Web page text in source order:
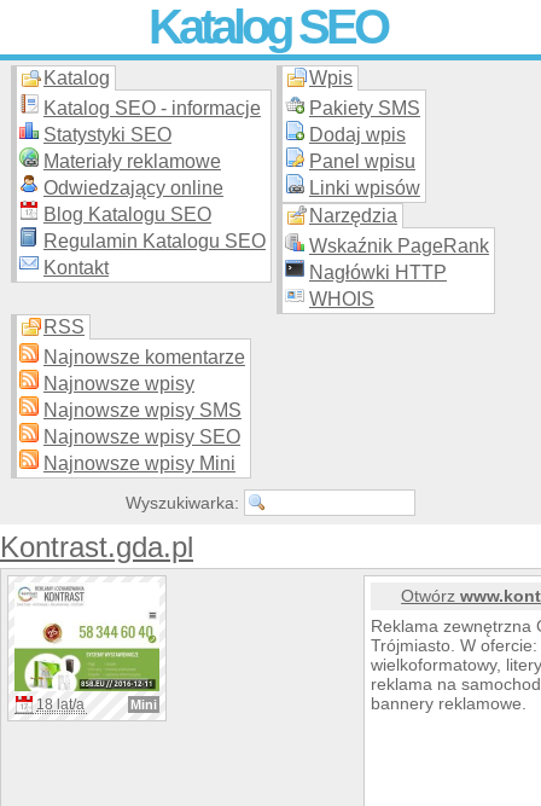
Katalog SEO
Skuteczna i promocja stron WWW –
moderowanego katalogu za darmo!
Katalog
Katalog SEO - informacje
Statystyki SEO
Materiały reklamowe
Odwiedzający online
Blog Katalogu SEO
Regulamin Katalogu SEO
Kontakt
Wpis
Pakiety SMS
Dodaj wpis
Panel wpisu
Linki wpisów
Narzędzia
Wskaźnik PageRank
Nagłówki HTTP
WHOIS
RSS
Najnowsze komentarze
Najnowsze wpisy
Najnowsze wpisy SMS
Najnowsze wpisy SEO
Najnowsze wpisy Mini
Wyszukiwarka:
Kontrast.gda.pl
18 lat/a Mini
Otwórz
Reklama zewnętrzna
Trójmiasto. W
wielkoformatowy,
reklama na
bannery reklamowe.